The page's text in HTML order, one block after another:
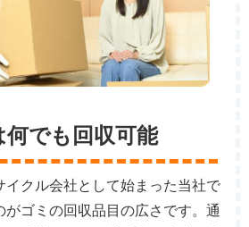
何でも回収可能
イクル会社として始まった当社で
がゴミの回収品目の広さです。通